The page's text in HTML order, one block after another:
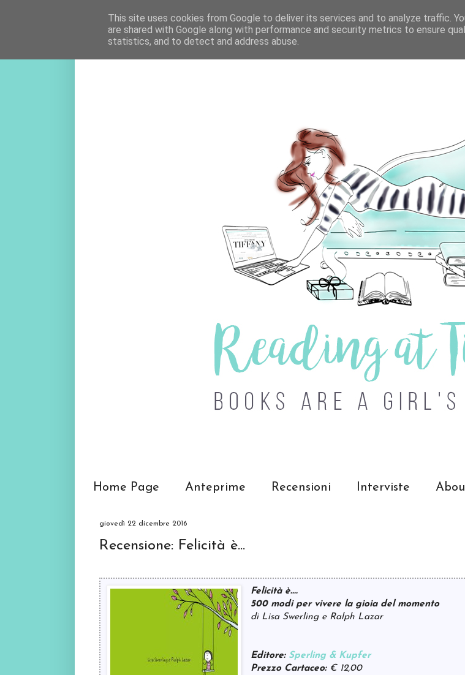
Home Page Anteprime Recensioni Interviste
giovedì 22 dicembre 2016
Recensione: Felicità è...
Felicità è....
500 modi per vivere la gioia del momento
di Lisa Swerling e Ralph Lazar
Editore: Sperling & Kupfer
Prezzo Cartaceo: € 12,00
This site uses cookies from Google to deliver its services and to analyze traffic.
are shared with Google along with performance and security metrics to ensure
statistics, and to detect and address abuse.